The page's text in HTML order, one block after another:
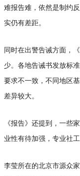
难报告难，依然是制约
实仍有差距。
同时在出警告诫方面，
少。各地告诫书发放标
要求不一致，不同地区
差异较大。
《报告》还提到，一些
业性有待加强，专业社工
李莹所在的北京市源众